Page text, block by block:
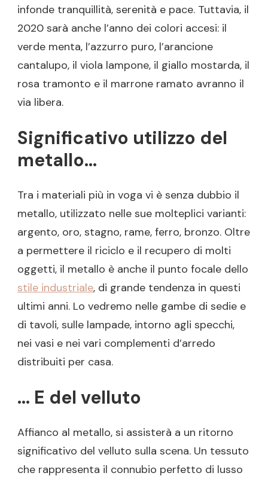
infonde tranquillità, serenità e pace. Tuttavia, il
2020 sarà anche l’anno dei colori accesi: il
verde menta, l’azzurro puro, l’arancione
cantalupo, il viola lampone, il giallo mostarda, il
rosa tramonto e il marrone ramato avranno il
via libera.
Significativo utilizzo del
metallo…
Tra i materiali più in voga vi è senza dubbio il
metallo, utilizzato nelle sue molteplici varianti:
argento, oro, stagno, rame, ferro, bronzo. Oltre
a permettere il riciclo e il recupero di molti
oggetti, il metallo è anche il punto focale dello
stile industriale, di grande tendenza in questi
ultimi anni. Lo vedremo nelle gambe di sedie e
di tavoli, sulle lampade, intorno agli specchi,
nei vasi e nei vari complementi d’arredo
distribuiti per casa.
… E del velluto
Affianco al metallo, si assisterà a un ritorno
significativo del velluto sulla scena. Un tessuto
che rappresenta il connubio perfetto di lusso